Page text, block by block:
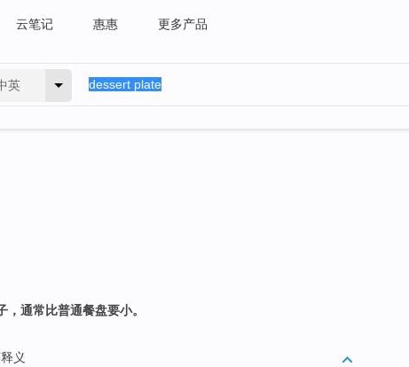
云笔记 惠惠 更多产品
英
通常比普通餐盘要小。
义